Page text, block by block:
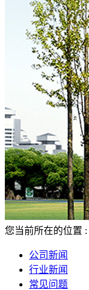
您当前所在的位置 :
公司新闻
行业新闻
常见问题